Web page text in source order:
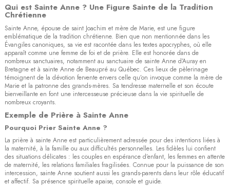
Qui est Sainte Anne ? Une Figure Sainte de la Tradition
Chrétienne
Sainte Anne, épouse de saint Joachim et mère de Marie, est une figure
emblématique de la tradition chrétienne. Bien que non mentionnée dans les
Évangiles canoniques, sa vie est racontée dans les textes apocryphes, où elle
apparaît comme une femme de foi et de prière. Elle est honorée dans de
nombreux sanctuaires, notamment au sanctuaire de sainte Anne d’Auray en
Bretagne et à sainte Anne de Beaupré au Québec. Ces lieux de pèlerinage
témoignent de la dévotion fervente envers celle qu’on invoque comme la mère de
Marie et la patronne des grands-mères. Sa tendresse maternelle et son écoute
bienveillante en font une intercesseuse précieuse dans la vie spirituelle de
nombreux croyants.
Exemple de Prière à Sainte Anne
Pourquoi Prier Sainte Anne ?
La prière à sainte Anne est particulièrement adressée pour des intentions liées à
la maternité, à la famille ou aux difficultés personnelles. Les fidèles lui confient
des situations délicates : les couples en espérance d’enfant, les femmes en attente
de maternité, les relations familiales fragilisées. Connue pour la puissance de son
intercession, sainte Anne soutient aussi les grands-parents dans leur rôle éducatif
et affectif. Sa présence spirituelle apaise, console et guide.